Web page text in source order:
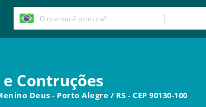
Contruções
Deus - Porto Alegre / RS - CEP 90130-100